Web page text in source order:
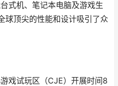
式机、笔记本电脑及游戏生
球顶尖的性能和设计吸引了众
戏试玩区（CJE）开展时间8